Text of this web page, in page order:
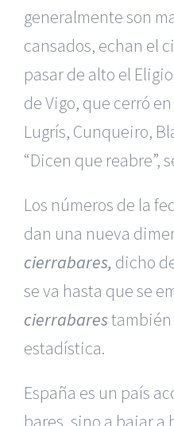
generalmente son
cansados, echan el
pasar de alto el
de Vigo, que cerró
Lugrís, Cunqueiro,
“Dicen que reabre”,
Los números de la
dan una nueva
cierrabares, dicho
se va hasta que se
cierrabarestambién
estadística.
España es un país
bares, sino a bajar a